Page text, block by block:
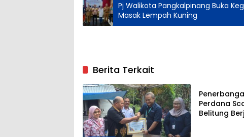
Pj Walikota Pangkalpinang Buka
Masak Lempah Kuning
Berita Terkait
Perdana
Belitung